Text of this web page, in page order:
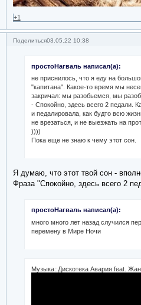
+1
Поделиться03.05.22 10:38
простоНагваль написал(а):
не приснилось, что я еду на
"капитана". Какое-то время мы
закричал: мы разобьемся, мы
- Спокойно, здесь всего 2 педали.
и педалировала, как будто всю
не врезаться, и не выезжать на
))))
Пока еще не знаю к чему этот сон.
Я думаю, что этот твой сон -
Фраза "Спокойно, здесь всего 2
простоНагваль написал(а):
много много лет назад случился
перемену в Мире Ночи
Музыка::Дискотека Авария feat.